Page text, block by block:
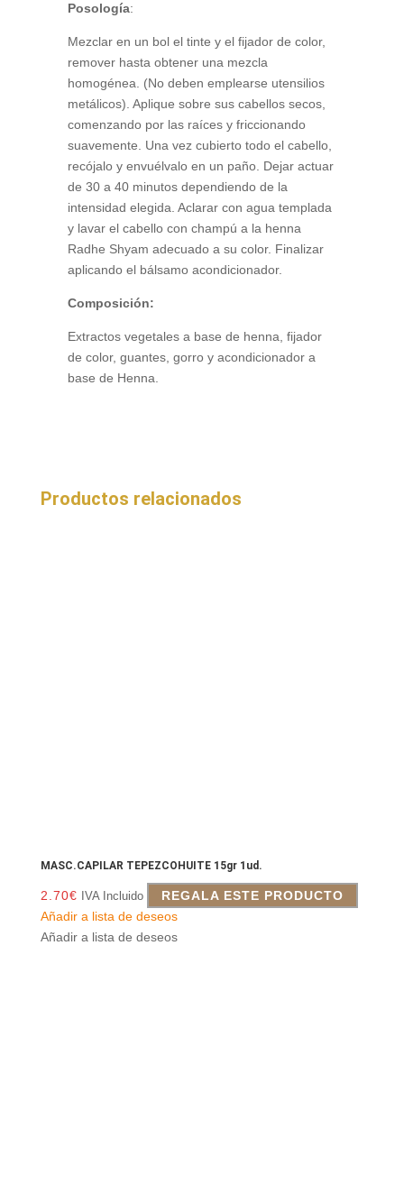
Posología:
Mezclar en un bol el tinte y el fijador de color,
remover hasta obtener una mezcla
homogénea. (No deben emplearse utensilios
metálicos). Aplique sobre sus cabellos secos,
comenzando por las raíces y friccionando
suavemente. Una vez cubierto todo el cabello,
recójalo y envuélvalo en un paño. Dejar actuar
de 30 a 40 minutos dependiendo de la
intensidad elegida. Aclarar con agua templada
y lavar el cabello con champú a la henna
Radhe Shyam adecuado a su color. Finalizar
aplicando el bálsamo acondicionador.
Composición:
Extractos vegetales a base de henna, fijador
de color, guantes, gorro y acondicionador a
base de Henna.
Productos relacionados
MASC.CAPILAR TEPEZCOHUITE 15gr 1ud.
2.70€ IVA Incluido
REGALA ESTE PRODUCTO
Añadir a lista de deseos
Añadir a lista de deseos